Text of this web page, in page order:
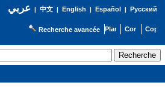
عربي| 中文| English | Español | Русский
Recherche avancée